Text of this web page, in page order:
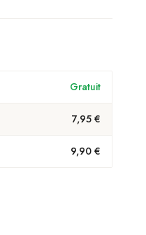
Gratuit
7,95 €
9,90 €